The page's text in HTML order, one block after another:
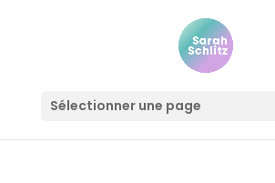
Sélectionner une page